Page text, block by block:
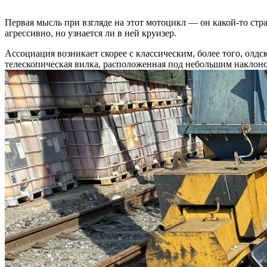
Первая мысль при взгляде на этот мотоцикл — он какой-то
агрессивно, но узнается ли в ней круизер.
Ассоциация возникает скорее с классическим, более того,
телескопическая вилка, расположенная под небольшим